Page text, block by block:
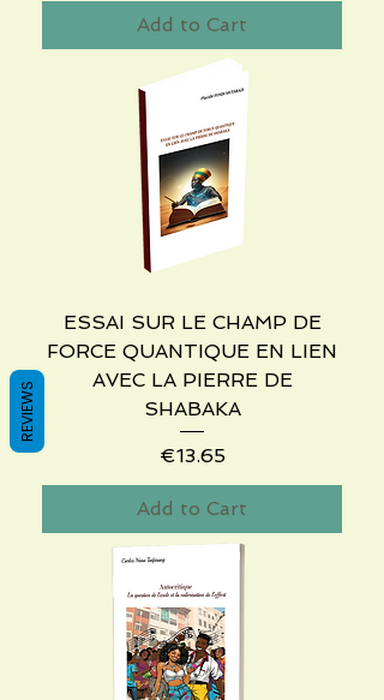
Add to Cart
ESSAI SUR LE CHAMP DE
FORCE QUANTIQUE EN LIEN
AVEC LA PIERRE DE
SHABAKA
Price
€13.65
Add to Cart
REVIEWS